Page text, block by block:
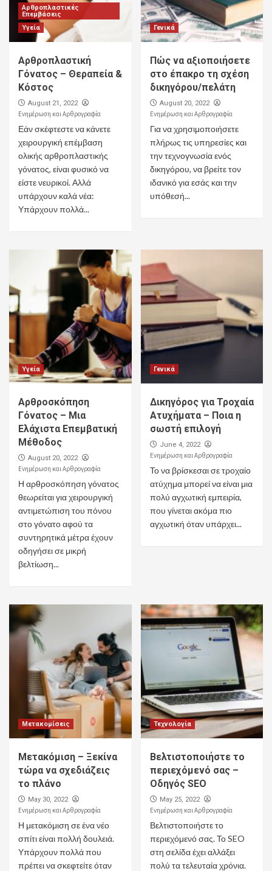
Αρθροπλαστικές
Επεμβάσεις
Υγεία
Αρθροπλαστική
Γόνατος – Θεραπεία &
Κόστος
August 21, 2022
Ενημέρωση και Αρθρογραφία
Εάν σκέφτεστε να κάνετε
χειρουργική επέμβαση
ολικής αρθροπλαστικής
γόνατος, είναι φυσικό να
είστε νευρικοί. Αλλά
υπάρχουν καλά νέα:
Υπάρχουν πολλά...
Γενικά
Πώς να αξιοποιήσετε
στο έπακρο τη σχέση
δικηγόρου/πελάτη
August 20, 2022
Ενημέρωση και Αρθρογραφία
Για να χρησιμοποιήσετε
πλήρως τις υπηρεσίες και
την τεχνογνωσία ενός
δικηγόρου, να βρείτε τον
ιδανικό για εσάς και την
υπόθεσή...
Υγεία
Αρθροσκόπηση
Γόνατος – Μια
Ελάχιστα Επεμβατική
Μέθοδος
August 20, 2022
Ενημέρωση και Αρθρογραφία
Η αρθροσκόπηση γόνατος
θεωρείται για χειρουργική
αντιμετώπιση του πόνου
στο γόνατο αφού τα
συντηρητικά μέτρα έχουν
οδηγήσει σε μικρή
βελτίωση...
Γενικά
Δικηγόρος για Τροχαία
Ατυχήματα – Ποια η
σωστή επιλογή
June 4, 2022
Ενημέρωση και Αρθρογραφία
Το να βρίσκεσαι σε τροχαίο
ατύχημα μπορεί να είναι μια
πολύ αγχωτική εμπειρία,
που γίνεται ακόμα πιο
αγχωτική όταν υπάρχει...
Μετακομίσεις
Μετακόμιση – Ξεκίνα
τώρα να σχεδιάζεις
το πλάνο
May 30, 2022
Ενημέρωση και Αρθρογραφία
Η μετακόμιση σε ένα νέο
σπίτι είναι πολλή δουλειά.
Υπάρχουν πολλά που
πρέπει να σκεφτείτε όταν
Τεχνολογία
Βελτιστοποιήστε το
περιεχόμενό σας –
Οδηγός SEO
May 25, 2022
Ενημέρωση και Αρθρογραφία
Βελτιστοποιήστε το
περιεχόμενό σας. Το SEO
στη σελίδα έχει αλλάξει
πολύ τα τελευταία χρόνια.